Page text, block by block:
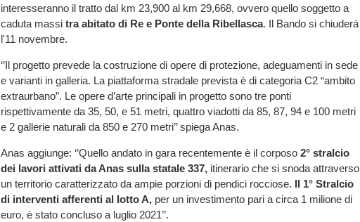
interesseranno il tratto dal km 23,900 al km 29,668, ovvero quello soggetto a
caduta massi tra abitato di Re e Ponte della Ribellasca. Il Bando si chiuderá
l'11 novembre.
‘’Il progetto prevede la costruzione di opere di protezione, adeguamenti in sede
e varianti in galleria. La piattaforma stradale prevista è di categoria C2 “ambito
extraurbano”. Le opere d’arte principali in progetto sono tre ponti
rispettivamente da 35, 50, e 51 metri, quattro viadotti da 85, 87, 94 e 100 metri
e 2 gallerie naturali da 850 e 270 metri’’ spiega Anas.
Anas aggiunge: ‘’Quello andato in gara recentemente è il corposo 2° stralcio
dei lavori attivati da Anas sulla statale 337, itinerario che si snoda attraverso
un territorio caratterizzato da ampie porzioni di pendici rocciose. Il 1° Stralcio
di interventi afferenti al lotto A, per un investimento pari a circa 1 milione di
euro, è stato concluso a luglio 2021’’.